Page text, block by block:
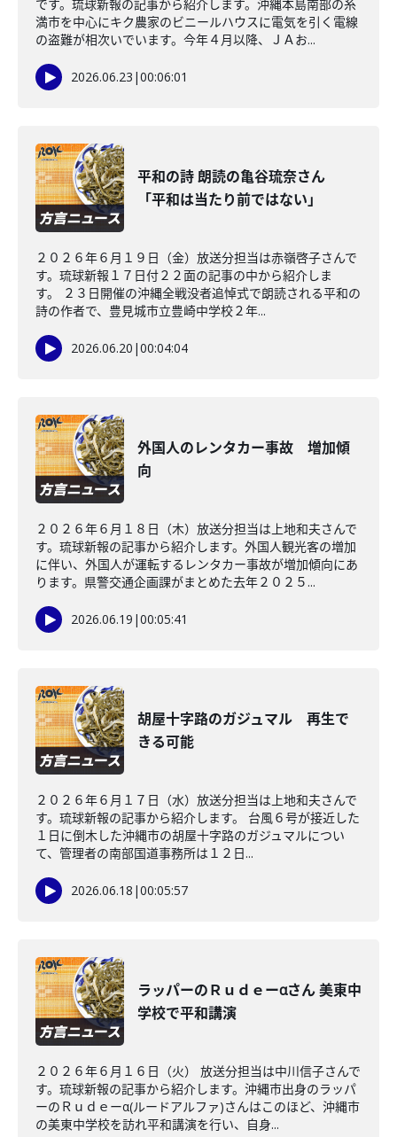
です。琉球新報の記事から紹介します。沖縄本島南部の糸
満市を中心にキク農家のビニールハウスに電気を引く電線
の盗難が相次いでいます。今年４月以降、ＪＡお...
2026.06.23 |00:06:01
平和の詩 朗読の亀谷琉奈さん
「平和は当たり前ではない」
２０２６年６月１９日（金）放送分担当は赤嶺啓子さんで
す。琉球新報１７日付２２面の記事の中から紹介しま
す。 ２３日開催の沖縄全戦没者追悼式で朗読される平和の
詩の作者で、豊見城市立豊崎中学校２年...
2026.06.20 |00:04:04
外国人のレンタカー事故 増加傾
向
２０２６年６月１８日（木）放送分担当は上地和夫さんで
す。琉球新報の記事から紹介します。外国人観光客の増加
に伴い、外国人が運転するレンタカー事故が増加傾向にあ
ります。県警交通企画課がまとめた去年２０２５...
2026.06.19 |00:05:41
胡屋十字路のガジュマル 再生で
きる可能
２０２６年６月１７日（水）放送分担当は上地和夫さんで
す。琉球新報の記事から紹介します。 台風６号が接近した
１日に倒木した沖縄市の胡屋十字路のガジュマルについ
て、管理者の南部国道事務所は１２日...
2026.06.18 |00:05:57
ラッパーのＲｕｄｅーαさん 美東中
学校で平和講演
２０２６年６月１６日（火） 放送分担当は中川信子さんで
す。琉球新報の記事から紹介します。沖縄市出身のラッパ
ーのＲｕｄｅーα(ルードアルファ)さんはこのほど、沖縄市
の美東中学校を訪れ平和講演を行い、自身...